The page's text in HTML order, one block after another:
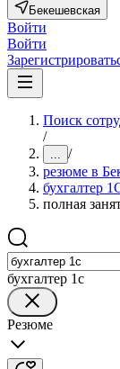
Бекешевская
Войти
Войти
Поиск
/
... /
резюме в
бухгалтер
полная
бухгалтер 1c
Резюме